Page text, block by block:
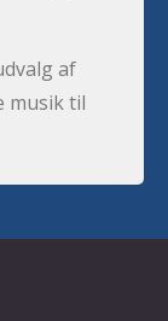
af
musik til